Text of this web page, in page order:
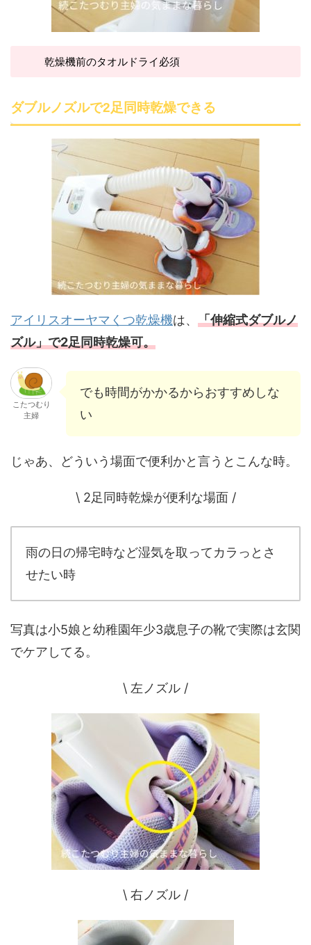
乾燥機前のタオルドライ必須
ダブルノズルで2足同時乾燥できる
アイリスオーヤマくつ乾燥機は、 「伸縮式ダブルノ
ズル」で2足同時乾燥可。
こたつむり
主婦
でも時間がかかるからおすすめしな
い
じゃあ、どういう場面で便利かと言うとこんな時。
\ 2足同時乾燥が便利な場面 /
雨の日の帰宅時など湿気を取ってカラっとさ
せたい時
写真は小5娘と幼稚園年少3歳息子の靴で実際は玄関
でケアしてる。
\ 左ノズル /
\ 右ノズル /